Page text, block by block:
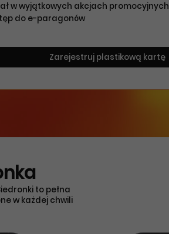
w wyjątkowych akcjach promocyjnych
do e-paragonów
Zarejestruj plastikową kartę
to pełna
w każdej chwili